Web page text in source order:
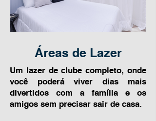
Áreas de Lazer
Um lazer de clube completo, onde
você poderá viver dias mais
divertidos com a família e os
amigos sem precisar sair de casa.